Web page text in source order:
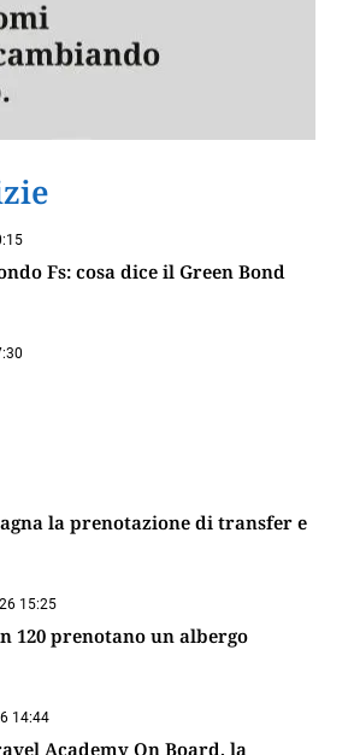
Fs: cosa dice il Green Bond
la prenotazione di transfer e
15:25
120 prenotano un albergo
14:44
Academy On Board, la